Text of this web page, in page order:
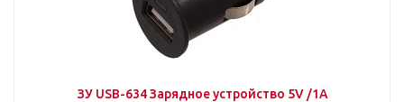
ЗУ USB-634 Зарядное устройство 5V /1A